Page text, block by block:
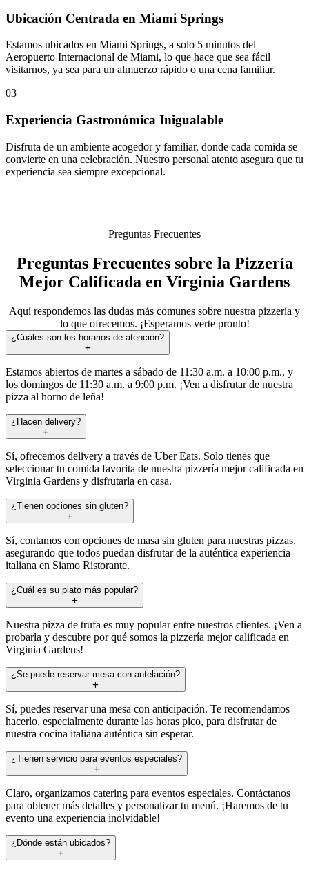
Ubicación Centrada en Miami Springs
Estamos ubicados en Miami Springs, a solo 5 minutos del
Aeropuerto Internacional de Miami, lo que hace que sea fácil
visitarnos, ya sea para un almuerzo rápido o una cena familiar.
03
Experiencia Gastronómica Inigualable
Disfruta de un ambiente acogedor y familiar, donde cada comida se
convierte en una celebración. Nuestro personal atento asegura que tu
experiencia sea siempre excepcional.
Preguntas Frecuentes
Preguntas Frecuentes sobre la Pizzería
Mejor Calificada en Virginia Gardens
Aquí respondemos las dudas más comunes sobre nuestra pizzería y
lo que ofrecemos. ¡Esperamos verte pronto!
¿Cuáles son los horarios de atención?
Estamos abiertos de martes a sábado de 11:30 a.m. a 10:00 p.m., y
los domingos de 11:30 a.m. a 9:00 p.m. ¡Ven a disfrutar de nuestra
pizza al horno de leña!
¿Hacen delivery?
Sí, ofrecemos delivery a través de Uber Eats. Solo tienes que
seleccionar tu comida favorita de nuestra pizzería mejor calificada en
Virginia Gardens y disfrutarla en casa.
¿Tienen opciones sin gluten?
Sí, contamos con opciones de masa sin gluten para nuestras pizzas,
asegurando que todos puedan disfrutar de la auténtica experiencia
italiana en Siamo Ristorante.
¿Cuál es su plato más popular?
Nuestra pizza de trufa es muy popular entre nuestros clientes. ¡Ven a
probarla y descubre por qué somos la pizzería mejor calificada en
Virginia Gardens!
¿Se puede reservar mesa con antelación?
Sí, puedes reservar una mesa con anticipación. Te recomendamos
hacerlo, especialmente durante las horas pico, para disfrutar de
nuestra cocina italiana auténtica sin esperar.
¿Tienen servicio para eventos especiales?
Claro, organizamos catering para eventos especiales. Contáctanos
para obtener más detalles y personalizar tu menú. ¡Haremos de tu
evento una experiencia inolvidable!
¿Dónde están ubicados?